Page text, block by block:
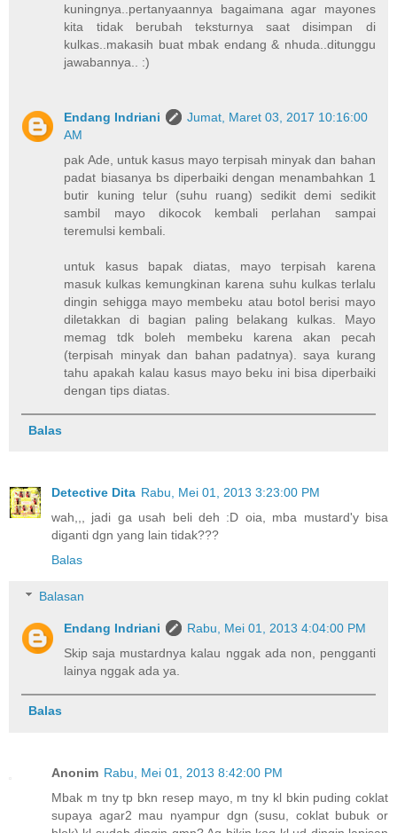
kuningnya..pertanyaannya bagaimana agar mayones
kita tidak berubah teksturnya saat disimpan di
kulkas..makasih buat mbak endang & nhuda..ditunggu
jawabannya.. :)
Endang Indriani
Jumat, Maret 03, 2017 10:16:00
AM
pak Ade, untuk kasus mayo terpisah minyak dan bahan
padat biasanya bs diperbaiki dengan menambahkan 1
butir kuning telur (suhu ruang) sedikit demi sedikit
sambil mayo dikocok kembali perlahan sampai
teremulsi kembali.
untuk kasus bapak diatas, mayo terpisah karena
masuk kulkas kemungkinan karena suhu kulkas terlalu
dingin sehigga mayo membeku atau botol berisi mayo
diletakkan di bagian paling belakang kulkas. Mayo
memag tdk boleh membeku karena akan pecah
(terpisah minyak dan bahan padatnya). saya kurang
tahu apakah kalau kasus mayo beku ini bisa diperbaiki
dengan tips diatas.
Balas
Detective Dita Rabu, Mei 01, 2013 3:23:00 PM
wah,,, jadi ga usah beli deh :D oia, mba mustard'y bisa
diganti dgn yang lain tidak???
Balas
Balasan
Endang Indriani
Rabu, Mei 01, 2013 4:04:00 PM
Skip saja mustardnya kalau nggak ada non, pengganti
lainya nggak ada ya.
Balas
Anonim Rabu, Mei 01, 2013 8:42:00 PM
Mbak m tny tp bkn resep mayo, m tny kl bkin puding coklat
supaya agar2 mau nyampur dgn (susu, coklat bubuk or